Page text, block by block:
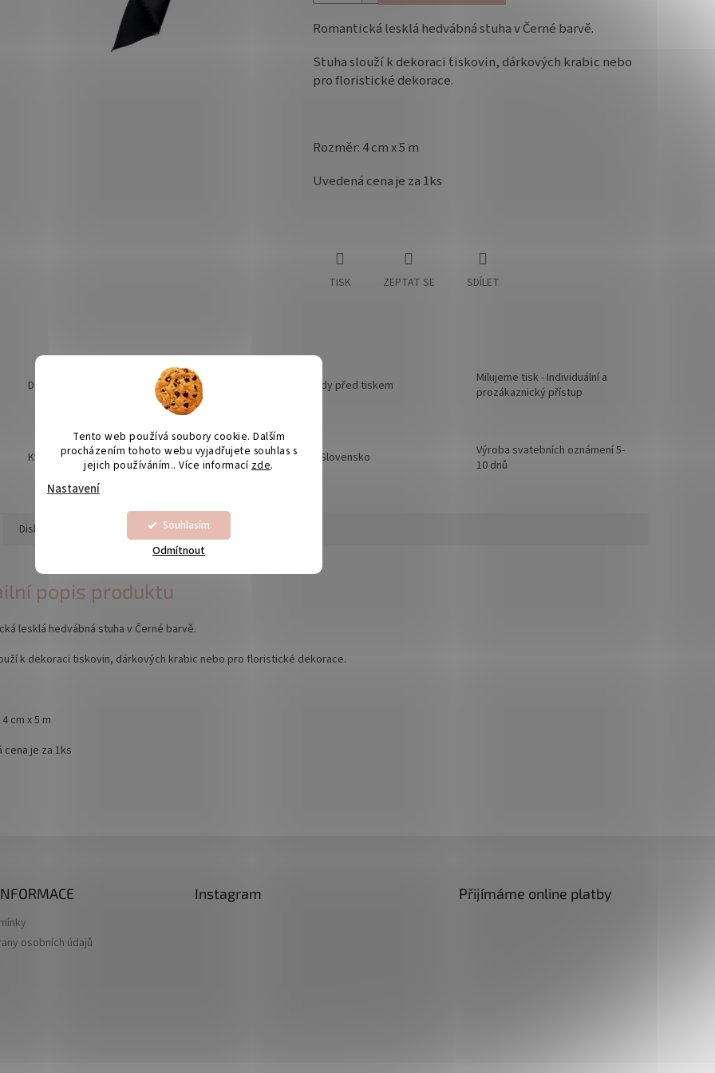
Tento web používá soubory cookie. Dalším
procházením tohoto webu vyjadřujete souhlas s
jejich používáním.. Více informací zde.
Nastavení
Odmítnout
Souhlasím
Romantická lesklá hedvábná stuha v Černé barvě.
Stuha slouží k dekoraci tiskovin, dárkových krabic nebo
pro floristické dekorace.
Rozměr: 4 cm x 5 m
Uvedená cena je za 1ks
TISK ZEPTAT SE SDÍLET
Doprava nad 1990,- ZDARMA Grafické náhledy před tiskem
Milujeme tisk - Individuální a
prozákaznický přístup
Kvalita je naší prioritou Odesíláme na Slovensko
Výroba svatebních oznámení 5-
10 dnů
Diskuze
popis produktu
lesklá hedvábná stuha v Černé barvě.
k dekoraci tiskovin, dárkových krabic nebo pro floristické dekorace.
cm x 5 m
cena je za 1ks
osobních údajů
Instagram Přijímáme online platby